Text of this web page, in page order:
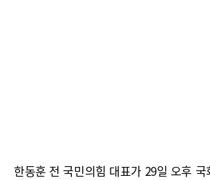
한동훈 전 국민의힘 대표가 29일 오후